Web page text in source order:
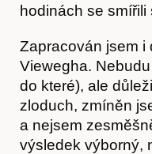
hodinách se smířili
Zapracován jsem i
Viewegha.
do které), ale
zloduch, zmíněn
a nejsem
výsledek výborný,